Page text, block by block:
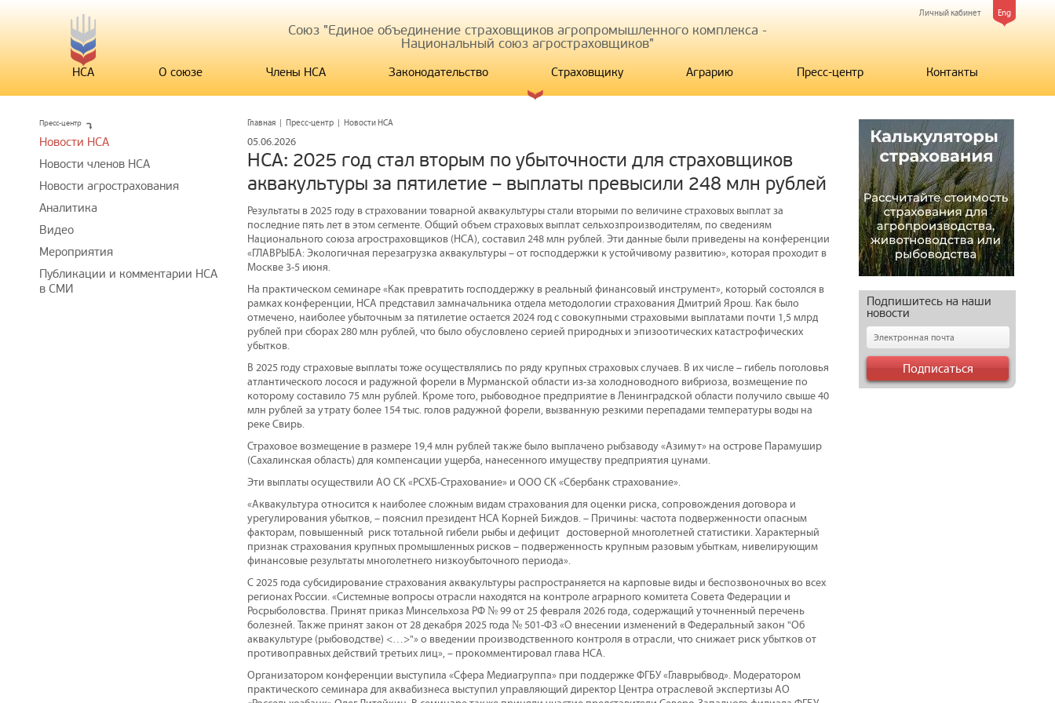
Eng
Личный кабинет
Союз "Единое объединение страховщиков агропромышленного комплекса -
Национальный союз агростраховщиков"
НСА О союзе Члены НСА Законодательство Страховщику Аграрию Пресс-центр Контакты
Главная | Пресс-центр | Новости НСА
05.06.2026
НСА: 2025 год стал вторым по убыточности для страховщиков
аквакультуры за пятилетие – выплаты превысили 248 млн рублей
Результаты в 2025 году в страховании товарной аквакультуры стали вторыми по величине страховых выплат за
последние пять лет в этом сегменте. Общий объем страховых выплат сельхозпроизводителям, по сведениям
Национального союза агростраховщиков (НСА), составил 248 млн рублей. Эти данные были приведены на конференции
«ГЛАВРЫБА: Экологичная перезагрузка аквакультуры – от господдержки к устойчивому развитию», которая проходит в
Москве 3-5 июня.
На практическом семинаре «Как превратить господдержку в реальный финансовый инструмент», который состоялся в
рамках конференции, НСА представил замначальника отдела методологии страхования Дмитрий Ярош. Как было
отмечено, наиболее убыточным за пятилетие остается 2024 год с совокупными страховыми выплатами почти 1,5 млрд
рублей при сборах 280 млн рублей, что было обусловлено серией природных и эпизоотических катастрофических
убытков.
В 2025 году страховые выплаты тоже осуществлялись по ряду крупных страховых случаев. В их числе – гибель поголовья
атлантического лосося и радужной форели в Мурманской области из-за холодноводного вибриоза, возмещение по
которому составило 75 млн рублей. Кроме того, рыбоводное предприятие в Ленинградской области получило свыше 40
млн рублей за утрату более 154 тыс. голов радужной форели, вызванную резкими перепадами температуры воды на
реке Свирь.
Страховое возмещение в размере 19,4 млн рублей также было выплачено рыбзаводу «Азимут» на острове Парамушир
(Сахалинская область) для компенсации ущерба, нанесенного имуществу предприятия цунами.
Эти выплаты осуществили АО СК «РСХБ-Страхование» и ООО СК «Сбербанк страхование».
«Аквакультура относится к наиболее сложным видам страхования для оценки риска, сопровождения договора и
урегулирования убытков, – пояснил президент НСА Корней Биждов. – Причины: частота подверженности опасным
факторам, повышенный риск тотальной гибели рыбы и дефицит достоверной многолетней статистики. Характерный
признак страхования крупных промышленных рисков – подверженность крупным разовым убыткам, нивелирующим
финансовые результаты многолетнего низкоубыточного периода».
С 2025 года субсидирование страхования аквакультуры распространяется на карповые виды и беспозвоночных во всех
регионах России. «Системные вопросы отрасли находятся на контроле аграрного комитета Совета Федерации и
Росрыболовства. Принят приказ Минсельхоза РФ № 99 от 25 февраля 2026 года, содержащий уточненный перечень
болезней. Также принят закон от 28 декабря 2025 года № 501-ФЗ «О внесении изменений в Федеральный закон "Об
аквакультуре (рыбоводстве) <…>"» о введении производственного контроля в отрасли, что снижает риск убытков от
противоправных действий третьих лиц», – прокомментировал глава НСА.
Организатором конференции выступила «Сфера Медиагруппа» при поддержке ФГБУ «Главрыбвод». Модератором
практического семинара для аквабизнеса выступил управляющий директор Центра отраслевой экспертизы АО
Пресс-центр
Новости НСА
Новости членов НСА
Новости агрострахования
Аналитика
Видео
Мероприятия
Публикации и комментарии НСА
в СМИ
Подпишитесь на наши
новости